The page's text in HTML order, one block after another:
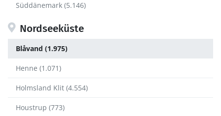
Süddänemark (5.146)
Nordseeküste
Blåvand (1.975)
Henne (1.071)
Holmsland Klit (4.554)
Houstrup (773)